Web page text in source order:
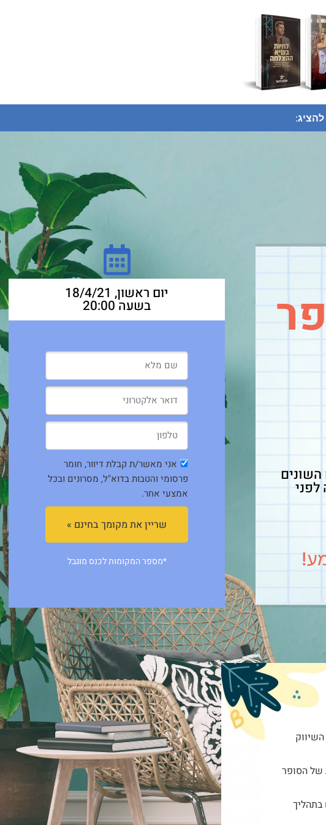
:
יום ראשון, 18/4/21
בשעה 20:00
אני מאשר/ת קבלת דיוור, חומר
פרסומי והטבות בדוא"ל, מסרונים ובכל
אמצעי אחר.
שריין את מקומך בחינם »
*מספר המקומות לכנס מוגבל
של הסופר